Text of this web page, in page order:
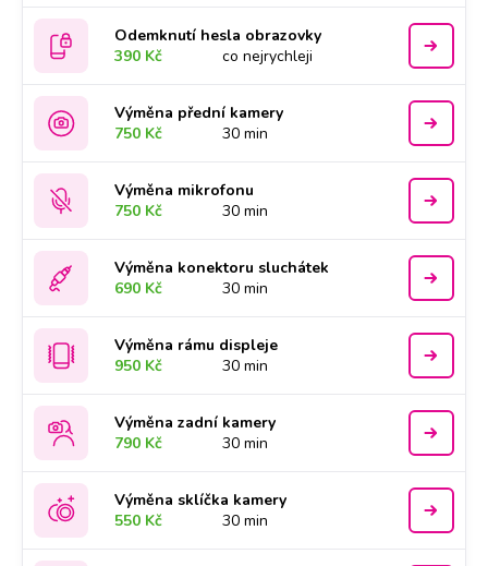
Odemknutí hesla obrazovky
390 Kč
co nejrychleji
Výměna přední kamery
750 Kč
30 min
Výměna mikrofonu
750 Kč
30 min
Výměna konektoru sluchátek
690 Kč
30 min
Výměna rámu displeje
950 Kč
30 min
Výměna zadní kamery
790 Kč
30 min
Výměna sklíčka kamery
550 Kč
30 min